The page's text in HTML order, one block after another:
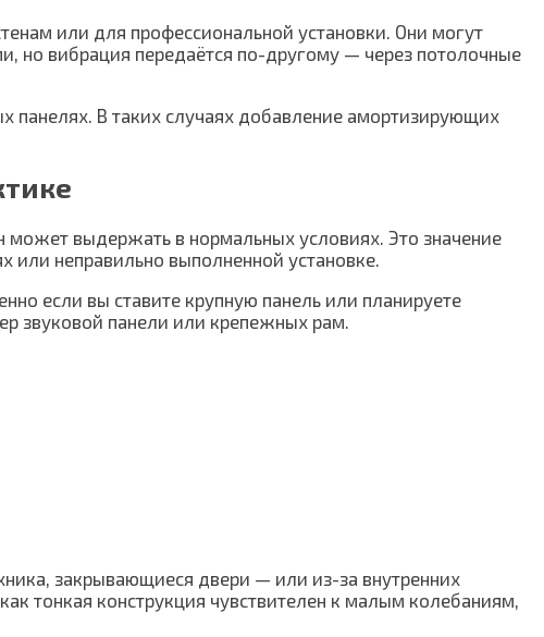
или для профессиональной установки. Они могут
но вибрация передаётся по-другому — через потолочные
панелях. В таких случаях добавление амортизирующих
может выдержать в нормальных условиях. Это значение
или неправильно выполненной установке.
если вы ставите крупную панель или планируете
звуковой панели или крепежных рам.
закрывающиеся двери — или из-за внутренних
тонкая конструкция чувствителен к малым колебаниям,